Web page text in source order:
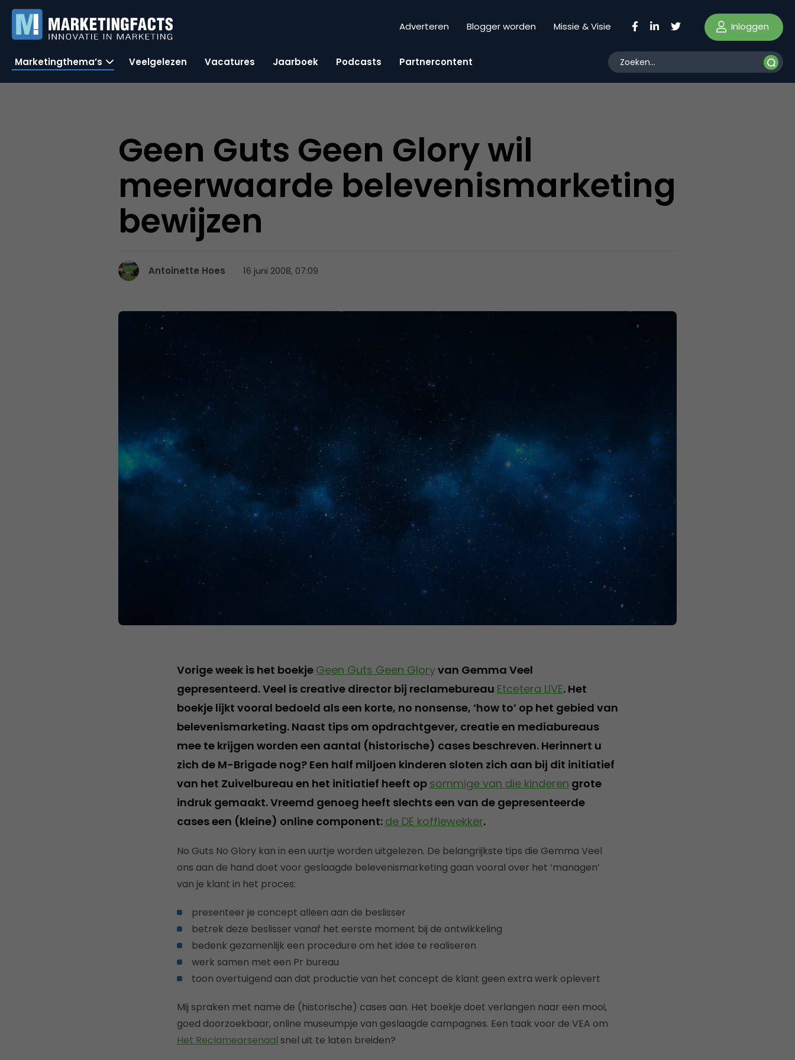
Adverteren Blogger worden Missie & Visie Inloggen
Marketingthema’s Veelgelezen Vacatures Jaarboek Podcasts Partnercontent
Geen Guts Geen Glory wil
meerwaarde belevenismarketing
bewijzen
Antoinette Hoes 16 juni 2008, 07:09
Vorige week is het boekje Geen Guts Geen Gloryvan Gemma Veel
gepresenteerd. Veel is creative director bij reclamebureau Etcetera LIVE. Het
boekje lijkt vooral bedoeld als een korte, no nonsense, ‘how to’ op het gebied van
belevenismarketing. Naast tips om opdrachtgever, creatie en mediabureaus
mee te krijgen worden een aantal (historische) cases beschreven. Herinnert u
zich de M-Brigade nog? Een half miljoen kinderen sloten zich aan bij dit initiatief
van het Zuivelbureau en het initiatief heeft op sommige van die kinderen grote
indruk gemaakt. Vreemd genoeg heeft slechts een van de gepresenteerde
cases een (kleine) online component: de DE koffiewekker.
No Guts No Glory kan in een uurtje worden uitgelezen. De belangrijkste tips die Gemma Veel
ons aan de hand doet voor geslaagde belevenismarketing gaan vooral over het ‘managen’
van je klant in het proces:
presenteer je concept alleen aan de beslisser
betrek deze beslisser vanaf het eerste moment bij de ontwikkeling
bedenk gezamenlijk een procedure om het idee te realiseren
werk samen met een Pr bureau
toon overtuigend aan dat productie van het concept de klant geen extra werk oplevert
Mij spraken met name de (historische) cases aan. Het boekje doet verlangen naar een mooi,
goed doorzoekbaar, online museumpje van geslaagde campagnes. Een taak voor de VEA om
Het Reclamearsenaal snel uit te laten breiden?